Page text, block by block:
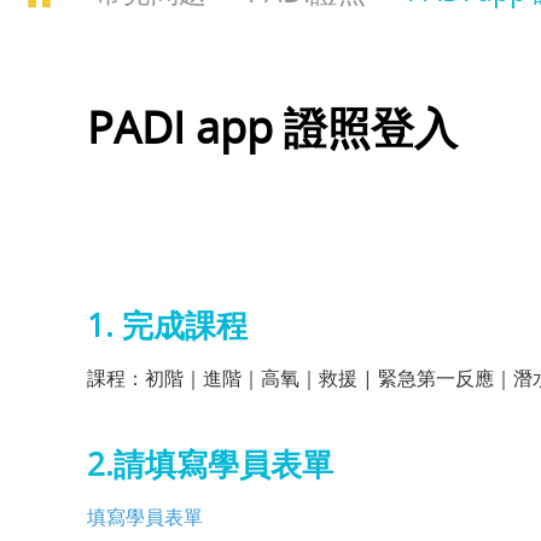
PADI app 證照登入
1. 完成課程
課程：初階｜進階｜高氧｜救援 | 緊急第一反應｜潛
2.請填寫學員表單
填寫學員表單